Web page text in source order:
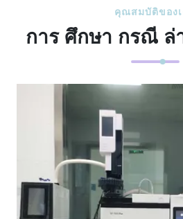
คุณสมบัติของ
การ ศึกษา กรณี ล่